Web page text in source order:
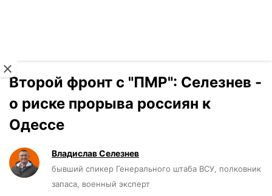
Второй фронт с "ПМР": Селезнев -
о риске прорыва россиян к
Одессе
Владислав Селезнев
бывший спикер Генерального штаба ВСУ, полковник
запаса, военный эксперт